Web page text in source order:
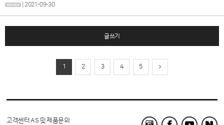
| 2021-09-30
글쓰기
1 2 3 4 5
고객센터 AS 및 제품문의